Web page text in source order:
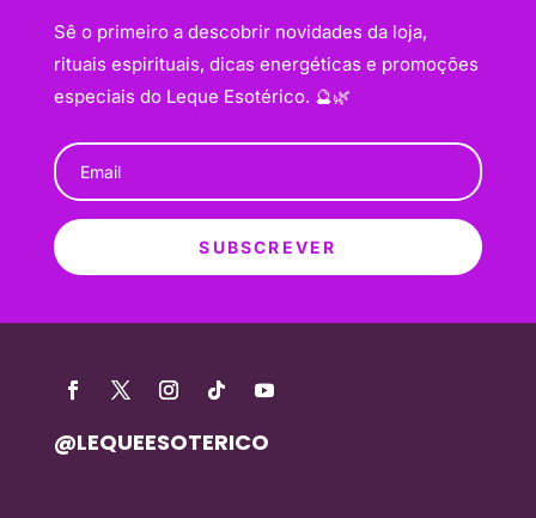
Sê o primeiro a descobrir novidades da loja,
rituais espirituais, dicas energéticas e promoções
especiais do Leque Esotérico. 🔮🌿
SUBSCREVER
@LEQUEESOTERICO